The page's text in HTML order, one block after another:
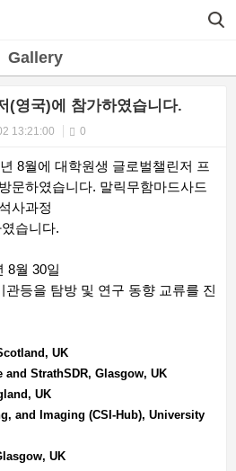
Gallery
(영국)에 참가하였습니다.
13:21:00 0
8월에 대학원생 글로벌챌린저 프
문하였습니다. 말릭무함마드사드
사과정
습니다.
8월 30일
등을 탐방 및 연구 동향 교류를 진
UK
StrathSDR, Glasgow, UK
UK
and Imaging (CSI-Hub), University
UK